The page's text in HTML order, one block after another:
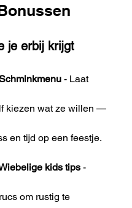
je erbij krijgt
- ​Laat
kiezen wat ze willen —
en tijd op een feestje.
kids tips -
om rustig te